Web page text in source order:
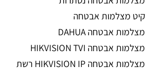
קיט מצלמות אבטחה
מצלמות אבטחה DAHUA
מצלמות אבטחה HIKVISION TVI
מצלמות אבטחה HIKVISION IP רשת